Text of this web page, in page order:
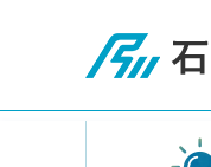
石川県